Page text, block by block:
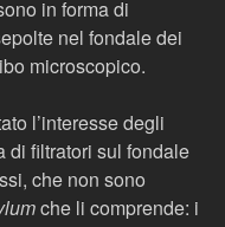
in forma di
nel fondale dei
microscopico.
l’interesse degli
di filtratori sul fondale
che non sono
che li comprende: i